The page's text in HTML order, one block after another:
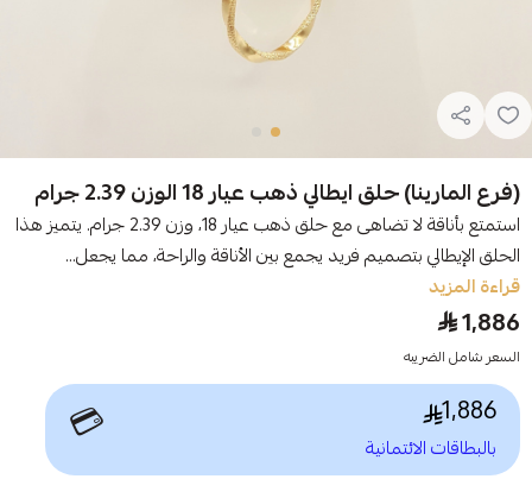
(فرع المارينا) حلق ايطالي ذهب عيار 18 الوزن 2.39 جرام
استمتع بأناقة لا تضاهى مع حلق ذهب عيار 18، وزن 2.39 جرام. يتميز هذا
الحلق الإيطالي بتصميم فريد يجمع بين الأناقة والراحة، مما يجعل...
قراءة المزيد
1,886
السعر شامل الضريبه
1,886
بالبطاقات الائتمانية 💳